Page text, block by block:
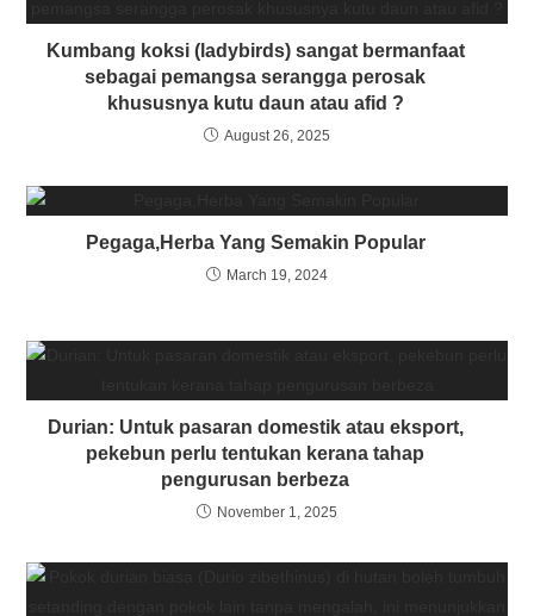
Kumbang koksi (ladybirds) sangat bermanfaat
sebagai pemangsa serangga perosak
khususnya kutu daun atau afid ?
August 26, 2025
Pegaga,Herba Yang Semakin Popular
March 19, 2024
Durian: Untuk pasaran domestik atau eksport,
pekebun perlu tentukan kerana tahap
pengurusan berbeza
November 1, 2025